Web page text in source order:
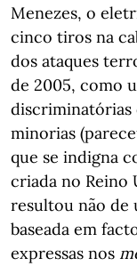
Menezes, o
cinco tiros na
dos ataques
de 2005, como
discriminatórias
minorias
que se indigna
criada no Reino
resultou não de
baseada em
expressas nos